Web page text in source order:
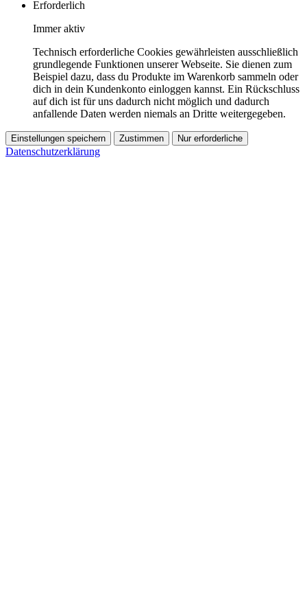
Erforderlich
Immer aktiv
Technisch erforderliche Cookies gewährleisten ausschließlich
grundlegende Funktionen unserer Webseite. Sie dienen zum
Beispiel dazu, dass du Produkte im Warenkorb sammeln oder
dich in dein Kundenkonto einloggen kannst. Ein Rückschluss
auf dich ist für uns dadurch nicht möglich und dadurch
anfallende Daten werden niemals an Dritte weitergegeben.
Einstellungen speichern Zustimmen Nur erforderliche
Datenschutzerklärung